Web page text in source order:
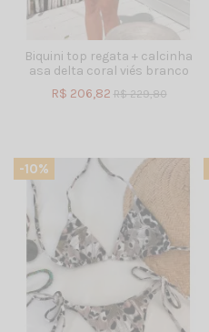
Biquini top regata + calcinha
asa delta coral viés branco
R$ 206,82 R$ 229,80
-10%